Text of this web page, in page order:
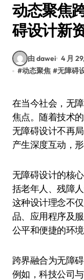
动态聚焦
碍设计新
由 dawei 4 月
#动态聚焦 #无障碍
在当今社会，无障碍设计正逐渐成为各行业关注的
焦点。随着技术
无障碍设计不再
产生深度互动，
无障碍设计的核
括老年人、残障
这种设计理念不
品、应用程序及
公平和便捷的环境
跨界融合为无障
例如，科技公司